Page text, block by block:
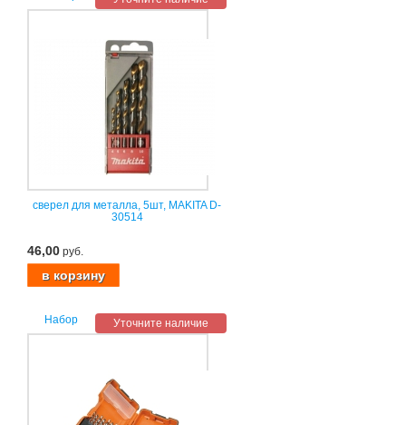
сверел для металла, 5шт, MAKITA D-
30514
46,00 руб.
Уточните наличие
Набор